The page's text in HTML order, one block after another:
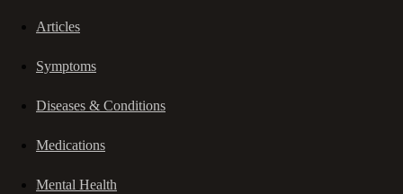
Articles
Symptoms
Diseases & Conditions
Medications
Mental Health